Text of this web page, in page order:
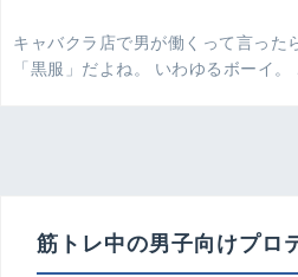
キャバクラ店で男が働くって言った
「黒服」だよね。 いわゆるボーイ。
筋トレ中の男子向けプロ